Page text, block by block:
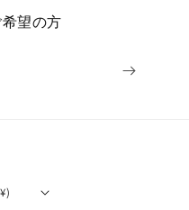
望の方